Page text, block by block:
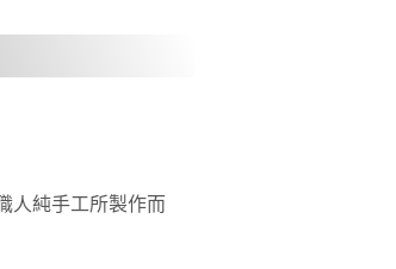
人純手工所製作而